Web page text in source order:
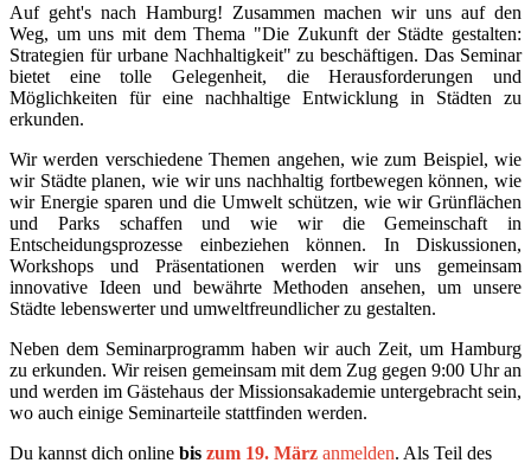
Auf geht's nach Hamburg! Zusammen machen wir uns auf den
Weg, um uns mit dem Thema "Die Zukunft der Städte gestalten:
Strategien für urbane Nachhaltigkeit" zu beschäftigen. Das Seminar
bietet eine tolle Gelegenheit, die Herausforderungen und
Möglichkeiten für eine nachhaltige Entwicklung in Städten zu
erkunden.
Wir werden verschiedene Themen angehen, wie zum Beispiel, wie
wir Städte planen, wie wir uns nachhaltig fortbewegen können, wie
wir Energie sparen und die Umwelt schützen, wie wir Grünflächen
und Parks schaffen und wie wir die Gemeinschaft in
Entscheidungsprozesse einbeziehen können. In Diskussionen,
Workshops und Präsentationen werden wir uns gemeinsam
innovative Ideen und bewährte Methoden ansehen, um unsere
Städte lebenswerter und umweltfreundlicher zu gestalten.
Neben dem Seminarprogramm haben wir auch Zeit, um Hamburg
zu erkunden. Wir reisen gemeinsam mit dem Zug gegen 9:00 Uhr an
und werden im Gästehaus der Missionsakademie untergebracht sein,
wo auch einige Seminarteile stattfinden werden.
Du kannst dich online bis zum 19. März anmelden. Als Teil des